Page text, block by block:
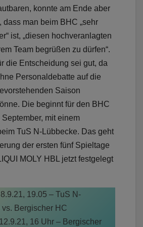
konnte am Ende aber
dass man beim BHC „sehr
ist, „diesen hochveranlagten
Team begrüßen zu dürfen“.
die Entscheidung sei gut, da
Personaldebatte auf die
Saison
Die beginnt für den BHC
mit einem
TuS N-Lübbecke. Das geht
der ersten fünf Spieltage
MOLY HBL jetzt festgelegt
19.05 – TuS N-
vs. Bergischer HC
16 Uhr – Bergischer